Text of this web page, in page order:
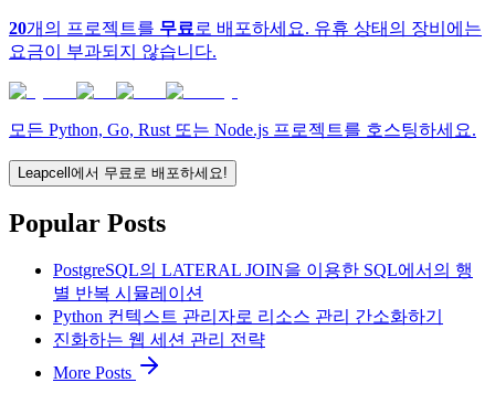
20개의 프로젝트를 무료 로 배포하세요. 유휴 상태의 장비에는
요금이 부과되지 않습니다.
모든 Python, Go, Rust 또는 Node.js 프로젝트를 호스팅하세요.
Leapcell에서 무료로 배포하세요!
Popular Posts
PostgreSQL의 LATERAL JOIN을 이용한 SQL에서의 행
별 반복 시뮬레이션
Python 컨텍스트 관리자로 리소스 관리 간소화하기
진화하는 웹 세션 관리 전략
More Posts